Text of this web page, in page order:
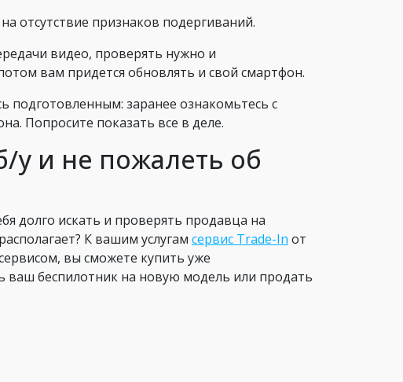
отсутствие признаков подергиваний.
видео, проверять нужно и
вам придется обновлять и свой смартфон.
подготовленным: заранее ознакомьтесь с
Попросите показать все в деле.
у и не пожалеть об
долго искать и проверять продавца на
К вашим услугам сервис Trade-In от
вы сможете купить уже
беспилотник на новую модель или продать